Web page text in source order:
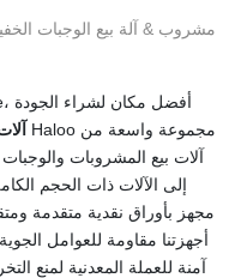
مشروب & آلة بيع الوجبات
مرحبًا بكم في Haloo Vending Machine، أفضل مكان لشراء الجودة
آلات بيع المشروبات
إلى الآلات ذات الحجم
مجهز بأوراق نقدية متقدمة
أجهزتنا مقاومة للعوامل
آمنة للعملة المعدنية لمنع